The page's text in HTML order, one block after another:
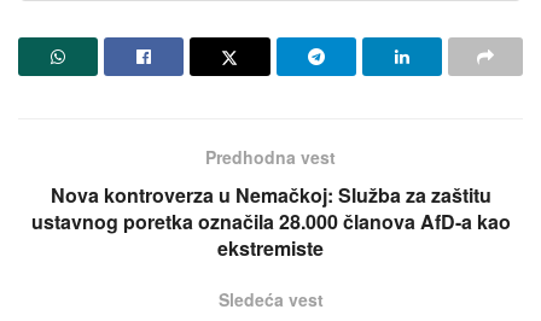
Predhodna vest
Nova kontroverza u Nemačkoj: Služba za zaštitu
ustavnog poretka označila 28.000 članova AfD-a kao
ekstremiste
Sledeća vest